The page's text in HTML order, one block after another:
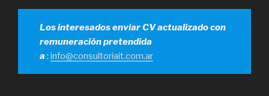
Los interesados enviar CV actualizado con
remuneración pretendida
a: info@consultoriait.com.ar